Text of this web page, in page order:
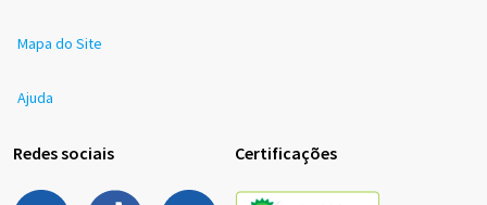
Mapa do Site
Ajuda
Redes sociais Certificações